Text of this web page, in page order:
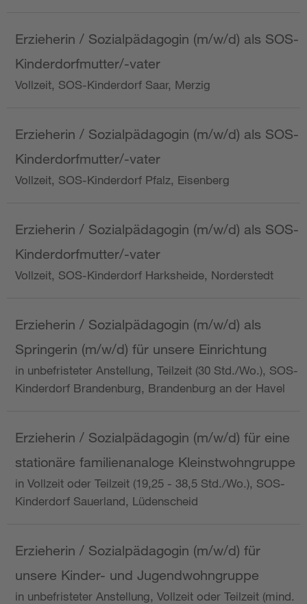
Erzieherin / Sozialpädagogin (m/w/d) als SOS-
Kinderdorfmutter/-vater
Vollzeit, SOS-Kinderdorf Saar, Merzig
Erzieherin / Sozialpädagogin (m/w/d) als SOS-
Kinderdorfmutter/-vater
Vollzeit, SOS-Kinderdorf Pfalz, Eisenberg
Erzieherin / Sozialpädagogin (m/w/d) als SOS-
Kinderdorfmutter/-vater
Vollzeit, SOS-Kinderdorf Harksheide, Norderstedt
Erzieherin / Sozialpädagogin (m/w/d) als
Springerin (m/w/d) für unsere Einrichtung
in unbefristeter Anstellung, Teilzeit (30 Std./Wo.), SOS-
Kinderdorf Brandenburg, Brandenburg an der Havel
Erzieherin / Sozialpädagogin (m/w/d) für eine
stationäre familienanaloge Kleinstwohngruppe
in Vollzeit oder Teilzeit (19,25 - 38,5 Std./Wo.), SOS-
Kinderdorf Sauerland, Lüdenscheid
Erzieherin / Sozialpädagogin (m/w/d) für
unsere Kinder- und Jugendwohngruppe
in unbefristeter Anstellung, Vollzeit oder Teilzeit (mind.